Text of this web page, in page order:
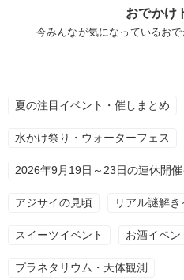
おでかけ
今みんなが気になっているお
夏の注目イベント・催しまとめ
水かけ祭り・ウォーターフェス
2026年9月19日～23日の連休開催
アジサイの見頃 リアル謎解き
スイーツイベント お酒イベン
プラネタリウム・天体観測